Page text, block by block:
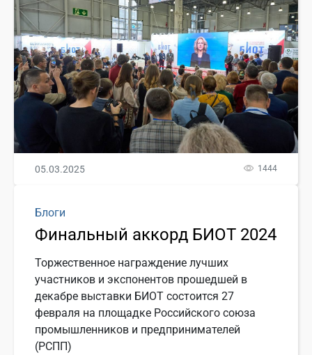
05.03.2025 1444
Блоги
Финальный аккорд БИОТ 2024
Торжественное награждение лучших
участников и экспонентов прошедшей в
декабре выставки БИОТ состоится 27
февраля на площадке Российского союза
промышленников и предпринимателей
(РСПП)